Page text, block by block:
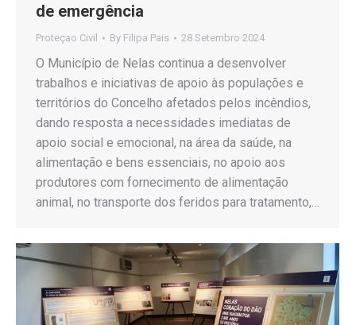
de emergência
Proteçao Civil By Filipa Pais 28 Setembro 2024
O Município de Nelas continua a desenvolver
trabalhos e iniciativas de apoio às populações e
territórios do Concelho afetados pelos incêndios,
dando resposta a necessidades imediatas de
apoio social e emocional, na área da saúde, na
alimentação e bens essenciais, no apoio aos
produtores com fornecimento de alimentação
animal, no transporte dos feridos para tratamento,…